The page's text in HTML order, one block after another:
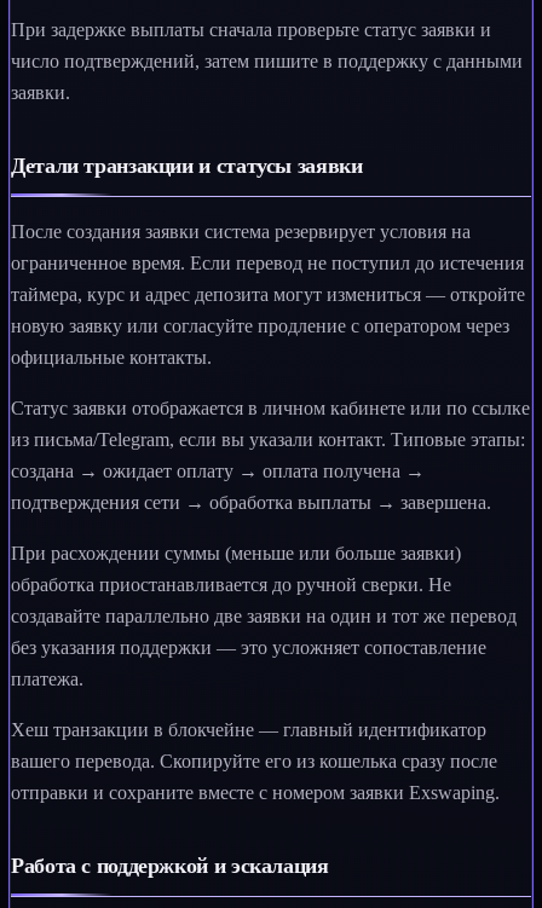
При задержке выплаты сначала проверьте статус заявки и
число подтверждений, затем пишите в поддержку с данными
заявки.
Детали транзакции и статусы заявки
После создания заявки система резервирует условия на
ограниченное время. Если перевод не поступил до истечения
таймера, курс и адрес депозита могут измениться — откройте
новую заявку или согласуйте продление с оператором через
официальные контакты.
Статус заявки отображается в личном кабинете или по ссылке
из письма/Telegram, если вы указали контакт. Типовые этапы:
создана → ожидает оплату → оплата получена →
подтверждения сети → обработка выплаты → завершена.
При расхождении суммы (меньше или больше заявки)
обработка приостанавливается до ручной сверки. Не
создавайте параллельно две заявки на один и тот же перевод
без указания поддержки — это усложняет сопоставление
платежа.
Хеш транзакции в блокчейне — главный идентификатор
вашего перевода. Скопируйте его из кошелька сразу после
отправки и сохраните вместе с номером заявки Exswaping.
Работа с поддержкой и эскалация